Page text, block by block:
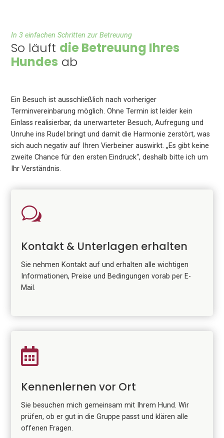
In 3 einfachen Schritten zur Betreuung
So läuft die Betreuung Ihres
Hundes ab
Ein Besuch ist ausschließlich nach vorheriger
Terminvereinbarung möglich. Ohne Termin ist leider kein
Einlass realisierbar, da unerwarteter Besuch, Aufregung und
Unruhe ins Rudel bringt und damit die Harmonie zerstört, was
sich auch negativ auf Ihren Vierbeiner auswirkt. „Es gibt keine
zweite Chance für den ersten Eindruck“, deshalb bitte ich um
Ihr Verständnis.
w
Kontakt & Unterlagen erhalten
Sie nehmen Kontakt auf und erhalten alle wichtigen
Informationen, Preise und Bedingungen vorab per E-
Mail.

Kennenlernen vor Ort
Sie besuchen mich gemeinsam mit Ihrem Hund. Wir
prüfen, ob er gut in die Gruppe passt und klären alle
offenen Fragen.